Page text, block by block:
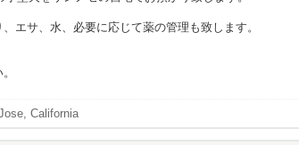
エサ、水、必要に応じて薬の管理も致します。
California